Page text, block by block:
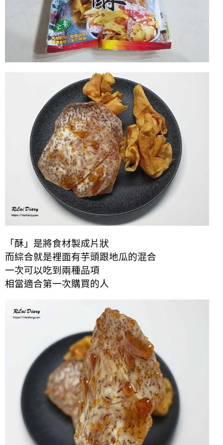
「酥」是將食材製成片狀
而綜合就是裡面有芋頭跟地瓜的混合
一次可以吃到兩種品項
相當適合第一次購買的人